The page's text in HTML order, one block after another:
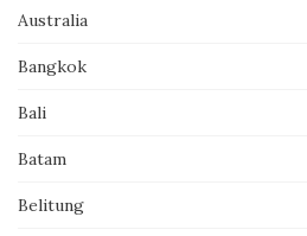
Australia
Bangkok
Bali
Batam
Belitung